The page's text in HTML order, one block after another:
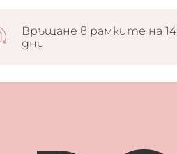
Връщане в рамките на 14
дни